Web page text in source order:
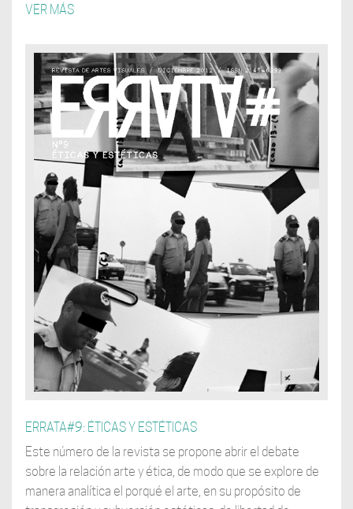
VER MÁS
ERRATA#9: ÉTICAS Y ESTÉTICAS
Este número de la revista se propone abrir el debate
sobre la relación arte y ética, de modo que se explore de
manera analítica el porqué el arte, en su propósito de